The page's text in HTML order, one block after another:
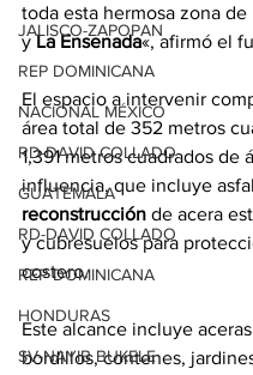
JALISCO-ZAPOPAN
REP DOMINICANA
NACIONAL MÉXICO
RD-DAVID COLLADO
GUATEMALA
RD-DAVID COLLADO
REP DOMINICANA
HONDURAS
SV-NAYIB BUKELE
toda esta hermosa zona de
y La Ensenada«, afirmó el
El espacio a intervenir
área total de 352 metros
1,391 metros cuadrados de
influencia, que incluye
reconstrucción de acera
y cubresuelos para
costero.
Este alcance incluye
bordillos, contenes,